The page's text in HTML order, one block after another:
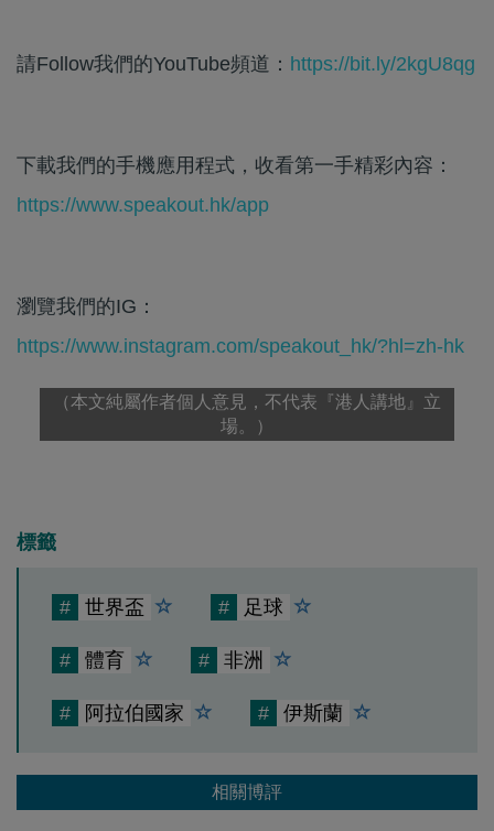
請Follow我們的YouTube頻道： https://bit.ly/2kgU8qg
下載我們的手機應用程式，收看第一手精彩內容：
https://www.speakout.hk/app
瀏覽我們的IG：
https://www.instagram.com/speakout_hk/?hl=zh-hk
（本文純屬作者個人意見，不代表『港人講地』立
場。）
標籤
# 世界盃 # 足球
# 體育 # 非洲
# 阿拉伯國家 # 伊斯蘭
相關博評